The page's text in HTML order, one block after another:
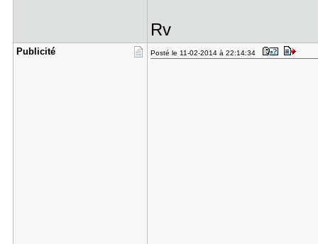
Rv
Publicité Posté le 11-02-2014 à 22:14:34